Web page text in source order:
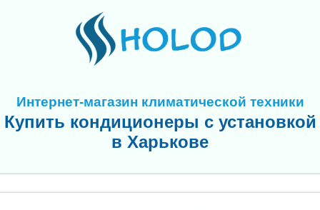
Интернет-магазин климатической техники
Купить кондиционеры с установкой
в Харькове